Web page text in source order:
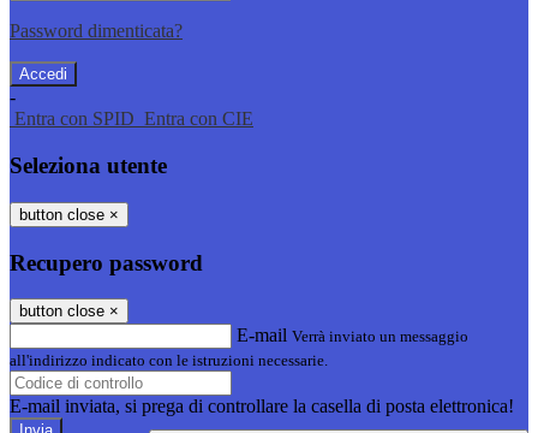
Password dimenticata?
-
Entra con SPID Entra con CIE
Seleziona utente
button close ×
Recupero password
button close ×
E-mail Verrà inviato un messaggio
all'indirizzo indicato con le istruzioni necessarie.
E-mail inviata, si prega di controllare la casella di posta elettronica!